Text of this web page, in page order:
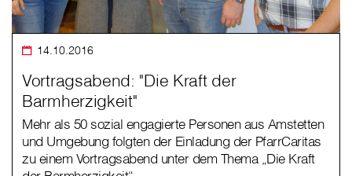
14.10.2016
Vortragsabend: "Die Kraft der
Barmherzigkeit"
Mehr als 50 sozial engagierte Personen aus Amstetten
und Umgebung folgten der Einladung der PfarrCaritas
zu einem Vortragsabend unter dem Thema „Die Kraft